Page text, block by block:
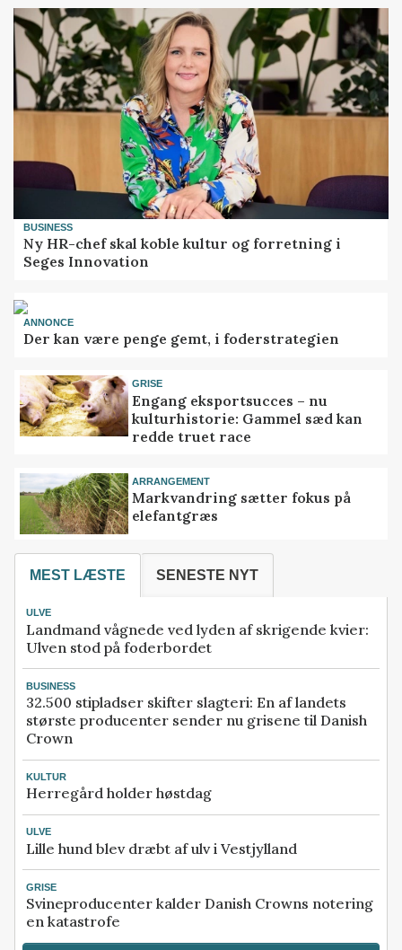
BUSINESS
Ny HR-chef skal koble kultur og forretning i
Seges Innovation
ANNONCE
Der kan være penge gemt, i foderstrategien
GRISE
Engang eksportsucces – nu
kulturhistorie: Gammel sæd kan
redde truet race
ARRANGEMENT
Markvandring sætter fokus på
elefantgræs
MEST LÆSTE SENESTE NYT
ULVE
Landmand vågnede ved lyden af skrigende kvier:
Ulven stod på foderbordet
BUSINESS
32.500 stipladser skifter slagteri: En af landets
største producenter sender nu grisene til Danish
Crown
KULTUR
Herregård holder høstdag
ULVE
Lille hund blev dræbt af ulv i Vestjylland
GRISE
Svineproducenter kalder Danish Crowns notering
en katastrofe